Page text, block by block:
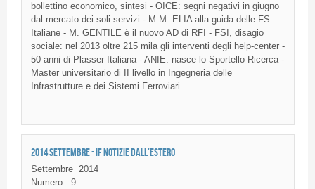
bollettino economico, sintesi - OICE: segni negativi in giugno
dal mercato dei soli servizi - M.M. ELIA alla guida delle FS
Italiane - M. GENTILE è il nuovo AD di RFI - FSI, disagio
sociale: nel 2013 oltre 215 mila gli interventi degli help-center -
50 anni di Plasser Italiana - ANIE: nasce lo Sportello Ricerca -
Master universitario di II livello in Ingegneria delle
Infrastrutture e dei Sistemi Ferroviari
2014 SETTEMBRE - IF NOTIZIE DALL'ESTERO
Settembre
2014
Numero: 9